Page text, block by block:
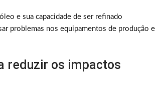
e sua capacidade de ser refinado
problemas nos equipamentos de produção e
reduzir os impactos